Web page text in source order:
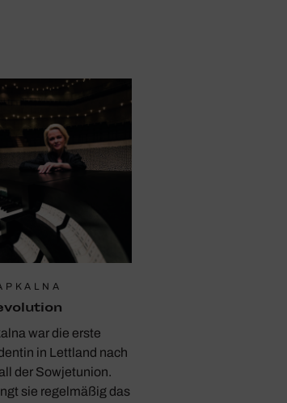
war die erste
in Lettland nach
der Sowjetunion.
sie regelmäßig das